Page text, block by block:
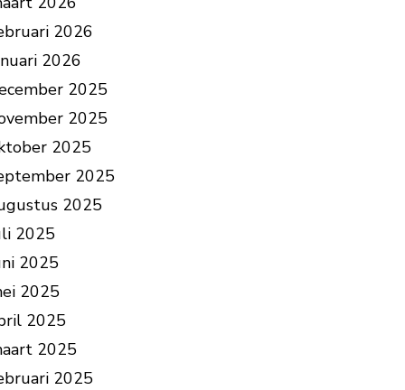
2026
2026
2025
2025
2025
2025
2025
2025
2025
2025
2025
2025
2025